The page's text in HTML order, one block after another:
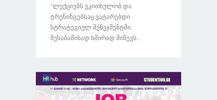
"ლექციებს Ვკითხულობ Და
Ტრენინგებსაც Ვატარებდი
Სტრატეგიულ Მენეჯმენტში,
Შესაბამისად Ხშირად Მიწევს...